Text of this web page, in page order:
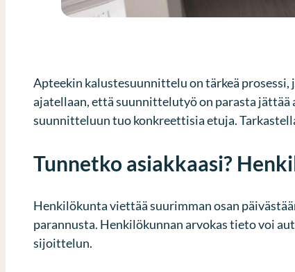
Apteekin kalustesuunnittelu on tärkeä
ajatellaan, että suunnittelutyö on parasta
suunnitteluun tuo konkreettisia etuja.
Tunnetko asiakkaasi?
Henkilökunta viettää suurimman osan
parannusta. Henkilökunnan arvokas tieto voi
sijoittelun.